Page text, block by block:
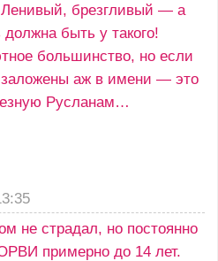
Ленивый, брезгливый — а
быть у такого!
большинство, но если
заложены аж в имени — это
Русланам…
не страдал, но постоянно
примерно до 14 лет.